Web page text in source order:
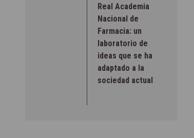
Real Academia
Nacional de
Farmacia: un
laboratorio de
ideas que se ha
adaptado a la
sociedad actual